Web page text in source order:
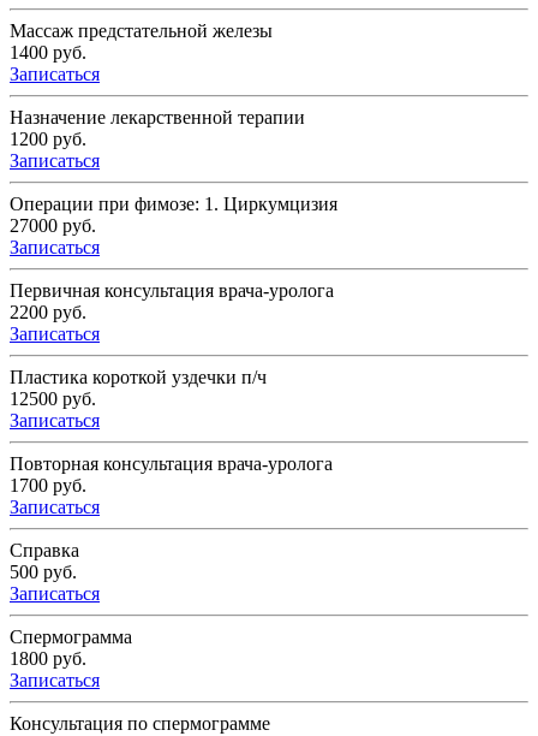
Массаж предстательной железы
1400 руб.
Записаться
Назначение лекарственной терапии
1200 руб.
Записаться
Операции при фимозе: 1. Циркумцизия
27000 руб.
Записаться
Первичная консультация врача-уролога
2200 руб.
Записаться
Пластика короткой уздечки п/ч
12500 руб.
Записаться
Повторная консультация врача-уролога
1700 руб.
Записаться
Справка
500 руб.
Записаться
Спермограмма
1800 руб.
Записаться
Консультация по спермограмме